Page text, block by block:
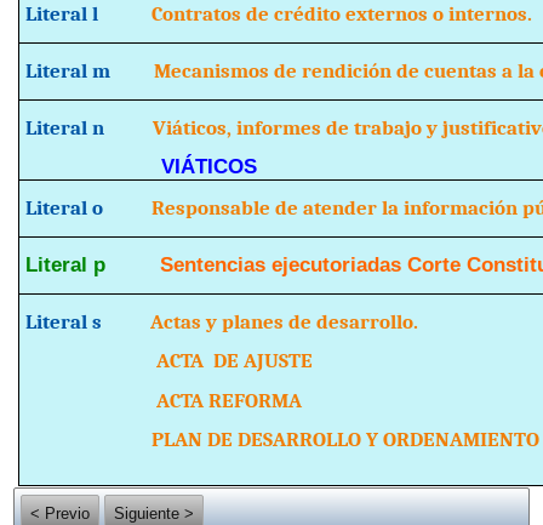
Literal lContratos de crédito externos o internos.
Literal mMecanismos de rendición de cuentas a la
Literal nViáticos, informes de trabajo y
VIÁTICOS
Literal oResponsable de atender la información
Literal p Sentencias ejecutoriadas Corte
Literal s Actas y planes de desarrollo.
ACTA DE AJUSTE
ACTA REFORMA
PLAN DE DESARROLLO Y
< Previo
Siguiente >